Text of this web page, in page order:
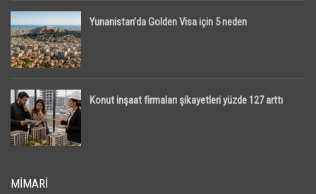
Yunanistan’da Golden Visa için 5 neden
Konut inşaat firmaları şikayetleri yüzde 127 arttı
MIMARI